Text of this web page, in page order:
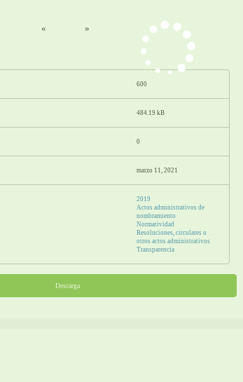
« »
600
484.19 kB
0
marzo 11, 2021
2019
Actos administrativos de
nombramiento
Normatividad
Resoluciones, circulares u
otros actos administrativos
Transparencia
Descarga